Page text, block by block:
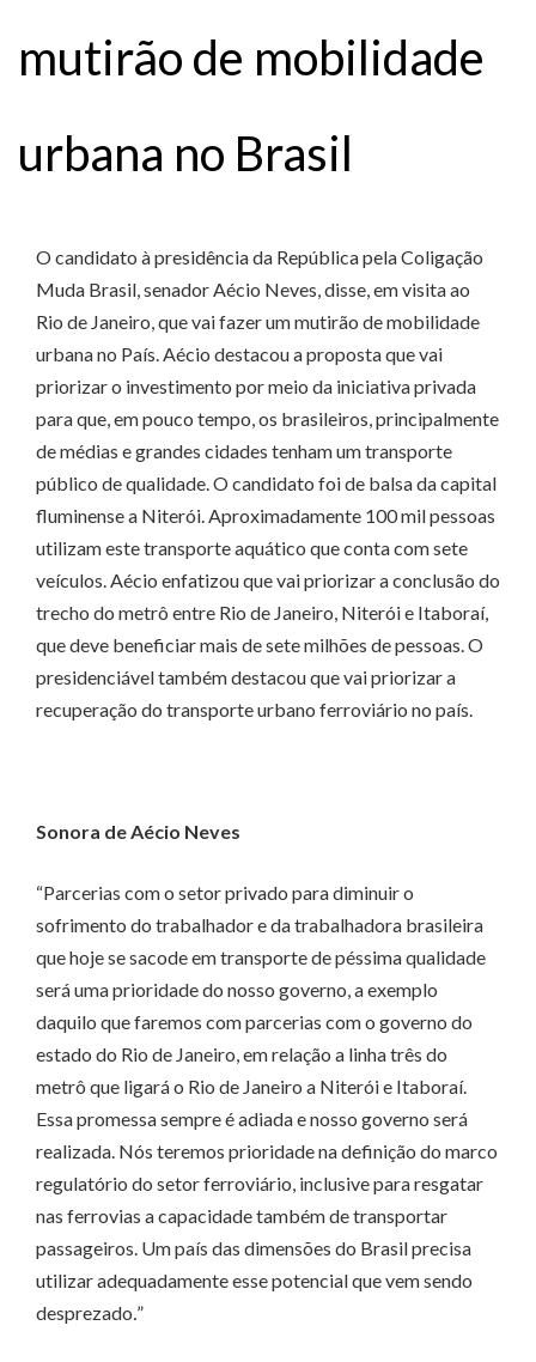
mutirão de mobilidade
urbana no Brasil
O candidato à presidência da República pela Coligação
Muda Brasil, senador Aécio Neves, disse, em visita ao
Rio de Janeiro, que vai fazer um mutirão de mobilidade
urbana no País. Aécio destacou a proposta que vai
priorizar o investimento por meio da iniciativa privada
para que, em pouco tempo, os brasileiros, principalmente
de médias e grandes cidades tenham um transporte
público de qualidade. O candidato foi de balsa da capital
fluminense a Niterói. Aproximadamente 100 mil pessoas
utilizam este transporte aquático que conta com sete
veículos. Aécio enfatizou que vai priorizar a conclusão do
trecho do metrô entre Rio de Janeiro, Niterói e Itaboraí,
que deve beneficiar mais de sete milhões de pessoas. O
presidenciável também destacou que vai priorizar a
recuperação do transporte urbano ferroviário no país.
Sonora de Aécio Neves
“Parcerias com o setor privado para diminuir o
sofrimento do trabalhador e da trabalhadora brasileira
que hoje se sacode em transporte de péssima qualidade
será uma prioridade do nosso governo, a exemplo
daquilo que faremos com parcerias com o governo do
estado do Rio de Janeiro, em relação a linha três do
metrô que ligará o Rio de Janeiro a Niterói e Itaboraí.
Essa promessa sempre é adiada e nosso governo será
realizada. Nós teremos prioridade na definição do marco
regulatório do setor ferroviário, inclusive para resgatar
nas ferrovias a capacidade também de transportar
passageiros. Um país das dimensões do Brasil precisa
utilizar adequadamente esse potencial que vem sendo
desprezado.”